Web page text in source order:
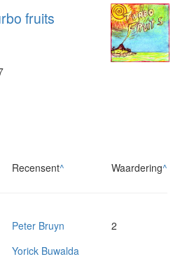
fruits
Recensent^ Waardering^
Peter Bruyn
2
Yorick Buwalda